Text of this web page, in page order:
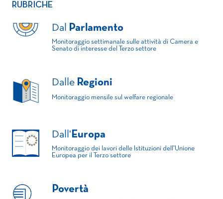
RUBRICHE
Dal Parlamento
Monitoraggio settimanale sulle attività di Camera e
Senato di interesse del Terzo settore
Dalle Regioni
Monitoraggio mensile sul welfare regionale
Dall' Europa
Monitoraggio dei lavori delle Istituzioni dell'Unione
Europea per il Terzo settore
Povertà